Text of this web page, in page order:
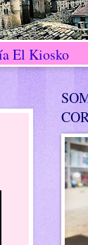
El Kiosko